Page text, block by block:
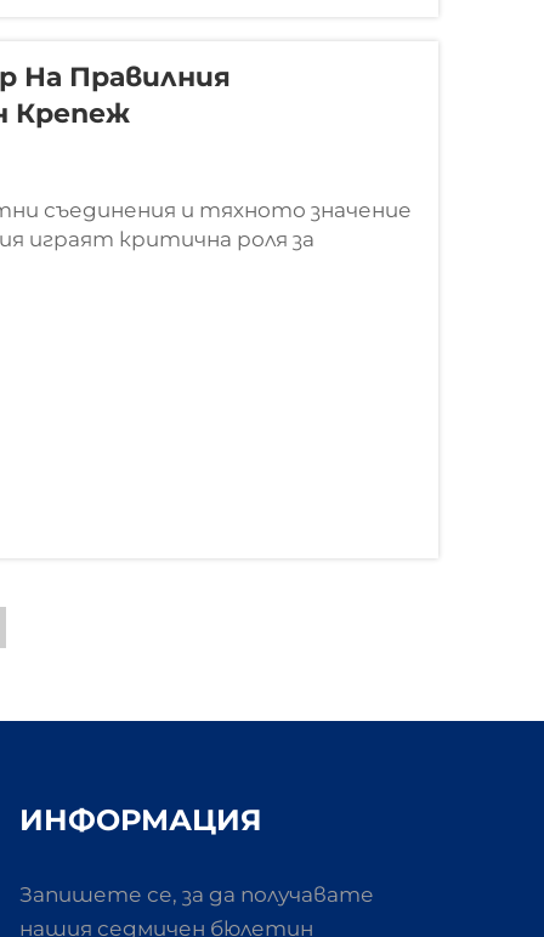
На Правилния
Крепеж
съединения и тяхното значение
играят критична роля за
линии в ежедневната
разчитат на стандартни
ИНФОРМАЦИЯ
Запишете се, за да получавате
нашия седмичен бюлетин